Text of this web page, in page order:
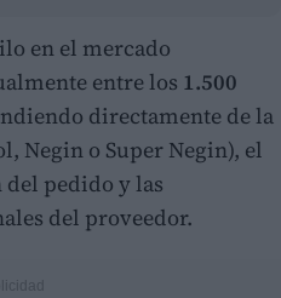
en el mercado
entre los 1.500
directamente de la
Negin o Super Negin), el
pedido y las
del proveedor.